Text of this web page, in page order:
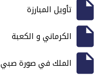
تأويل المبارزة
الكرماني و الكعبة
الملك في صورة صبي